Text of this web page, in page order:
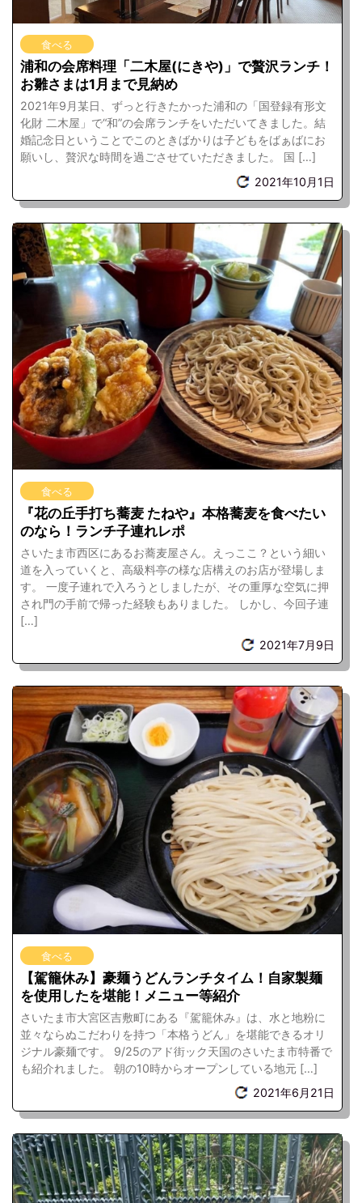
食べる
浦和の会席料理「二木屋(にきや)」で贅沢ランチ！
お雛さまは1月まで見納め
2021年9月某日、ずっと行きたかった浦和の「国登録有形文
化財 二木屋」で“和”の会席ランチをいただいてきました。結
婚記念日ということでこのときばかりは子どもをばぁばにお
願いし、贅沢な時間を過ごさせていただきました。 国 […]
2021年10月1日
食べる
『花の丘手打ち蕎麦 たねや』本格蕎麦を食べたい
のなら！ランチ子連れレポ
さいたま市西区にあるお蕎麦屋さん。えっここ？という細い
道を入っていくと、高級料亭の様な店構えのお店が登場しま
す。 一度子連れで入ろうとしましたが、その重厚な空気に押
され門の手前で帰った経験もありました。 しかし、今回子連
[…]
2021年7月9日
食べる
【駕籠休み】豪麺うどんランチタイム！自家製麺
を使用したを堪能！メニュー等紹介
さいたま市大宮区吉敷町にある『駕籠休み』は、水と地粉に
並々ならぬこだわりを持つ「本格うどん」を堪能できるオリ
ジナル豪麺です。 9/25のアド街ック天国のさいたま市特番で
も紹介れました。 朝の10時からオープンしている地元 […]
2021年6月21日